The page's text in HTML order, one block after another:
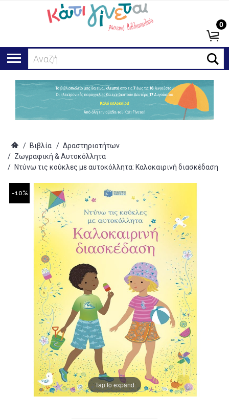
Αναζήτηση..
0
/ Βιβλία / Δραστηριοτήτων
/ Ζωγραφική & Αυτοκόλλητα
/ Ντύνω τις κούκλες με αυτοκόλλητα: Καλοκαιρινή διασκέδαση
-10%
Tap to expand